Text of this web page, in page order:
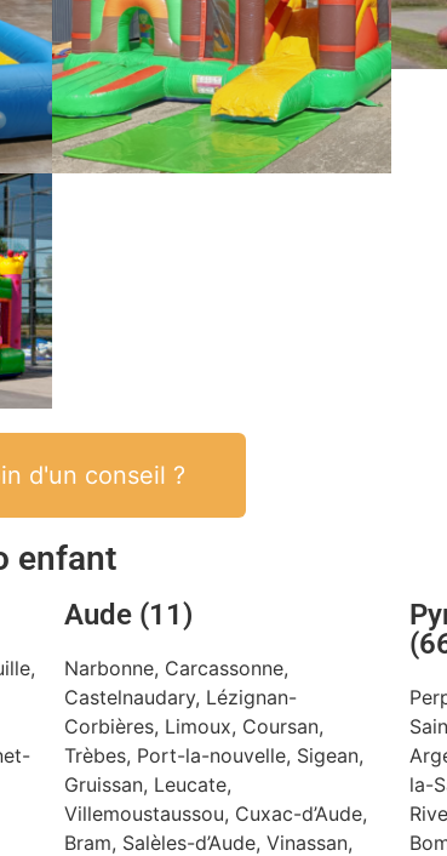
d'un conseil ?
enfant
Aude (11)
Narbonne, Carcassonne,
Castelnaudary, Lézignan-
Corbières, Limoux, Coursan,
Trèbes, Port-la-nouvelle, Sigean,
Gruissan, Leucate,
Villemoustaussou, Cuxac-d’Aude,
Bram, Salèles-d’Aude, Vinassan,
la-